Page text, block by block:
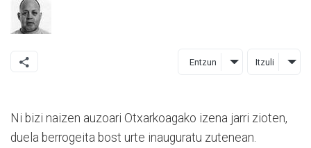
Entzun Itzuli
Ni bizi naizen auzoari Otxarkoagako izena jarri zioten,
duela berrogeita bost urte inauguratu zutenean.